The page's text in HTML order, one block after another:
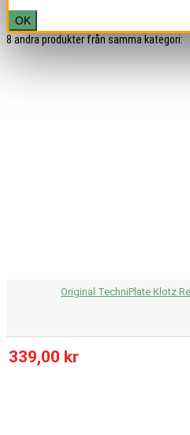
OK
8 andra produkter från samma kategori:
Original TechniPlate Klotz
339,00 kr